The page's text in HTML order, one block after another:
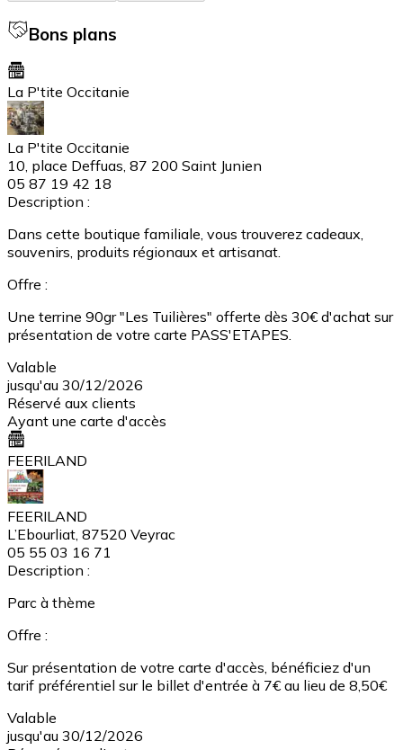
Bons plans
La P'tite Occitanie
La P'tite Occitanie
10, place Deffuas, 87 200 Saint Junien
05 87 19 42 18
Description :
Dans cette boutique familiale, vous trouverez cadeaux,
souvenirs, produits régionaux et artisanat.
Offre :
Une terrine 90gr "Les Tuilières" offerte dès 30€ d'achat sur
présentation de votre carte PASS'ETAPES.
Valable
jusqu'au 30/12/2026
Réservé aux clients
Ayant une carte d'accès
FEERILAND
FEERILAND
L’Ebourliat, 87520 Veyrac
05 55 03 16 71
Description :
Parc à thème
Offre :
Sur présentation de votre carte d'accès, bénéficiez d'un
tarif préférentiel sur le billet d'entrée à 7€ au lieu de 8,50€
Valable
jusqu'au 30/12/2026